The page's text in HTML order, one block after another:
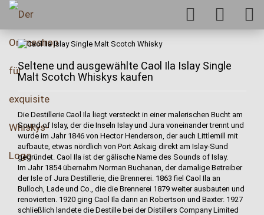
Seltene und ausgewählte Caol Ila Islay Single
Malt Scotch Whiskys kaufen
Die Destillerie Caol Ila liegt versteckt in einer malerischen Bucht am
Sound of Islay, der die Inseln Islay und Jura voneinander trennt und
wurde im Jahr 1846 von Hector Henderson, der auch Littlemill mit
aufbaute, etwas nördlich von Port Askaig direkt am Islay-Sund
gegründet. Caol Ila ist der gälische Name des Sounds of Islay.
Im Jahr 1854 übernahm Norman Buchanan, der damalige Betreiber
der Isle of Jura Destillerie, die Brennerei. 1863 fiel Caol Ila an
Bulloch, Lade und Co., die die Brennerei 1879 weiter ausbauten und
renovierten. 1920 ging Caol Ila dann an Robertson und Baxter. 1927
schließlich landete die Destille bei der Distillers Company Limited